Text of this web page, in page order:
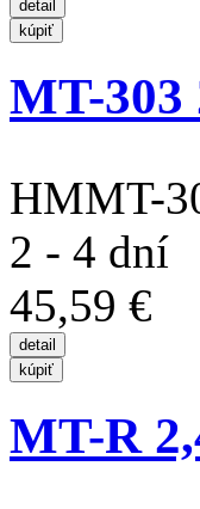
MT-303
HMMT-
2 - 4 dní
45,59 €
MT-R